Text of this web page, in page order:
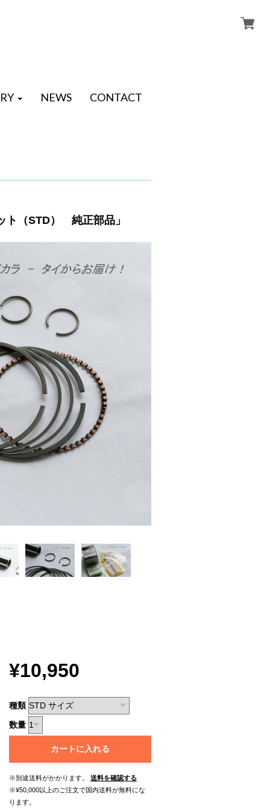
NEWS CONTACT
ト（STD） 純正部品」
¥10,950
種類
数量
カートに入れる
※別途送料がかかります。
送料を確認する
※¥50,000以上のご注文で国内送料が無料にな
ります。